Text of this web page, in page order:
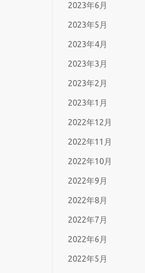
2023年6月
2023年5月
2023年4月
2023年3月
2023年2月
2023年1月
2022年12月
2022年11月
2022年10月
2022年9月
2022年8月
2022年7月
2022年6月
2022年5月